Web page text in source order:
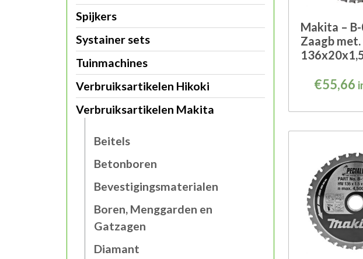
Makita –
Zaagb met.
€55,66
Spijkers
Systainer sets
Tuinmachines
Verbruiksartikelen Hikoki
Verbruiksartikelen Makita
Beitels
Betonboren
Bevestigingsmaterialen
Boren, Menggarden en
Gatzagen
Diamant